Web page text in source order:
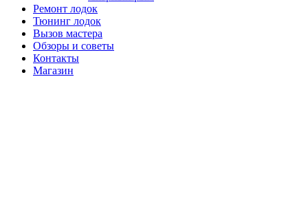
Ремонт лодок
Тюнинг лодок
Вызов мастера
Обзоры и советы
Контакты
Магазин